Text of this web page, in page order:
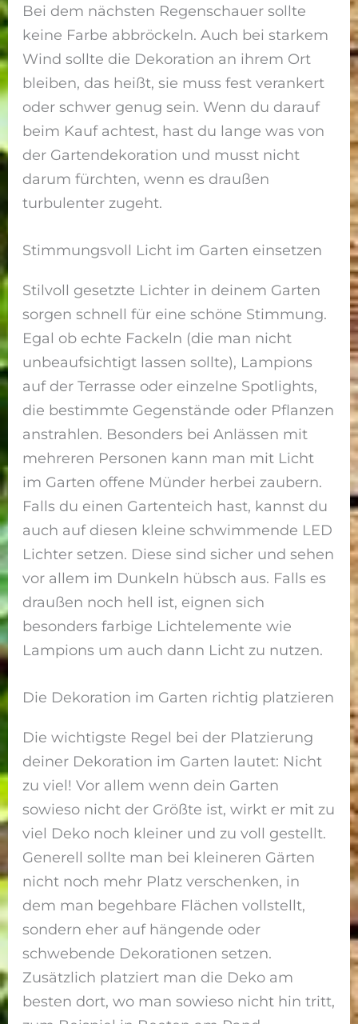
Bei dem nächsten Regenschauer sollte
keine Farbe abbröckeln. Auch bei starkem
Wind sollte die Dekoration an ihrem Ort
bleiben, das heißt, sie muss fest verankert
oder schwer genug sein. Wenn du darauf
beim Kauf achtest, hast du lange was von
der Gartendekoration und musst nicht
darum fürchten, wenn es draußen
turbulenter zugeht.
Stimmungsvoll Licht im Garten einsetzen
Stilvoll gesetzte Lichter in deinem Garten
sorgen schnell für eine schöne Stimmung.
Egal ob echte Fackeln (die man nicht
unbeaufsichtigt lassen sollte), Lampions
auf der Terrasse oder einzelne Spotlights,
die bestimmte Gegenstände oder Pflanzen
anstrahlen. Besonders bei Anlässen mit
mehreren Personen kann man mit Licht
im Garten offene Münder herbei zaubern.
Falls du einen Gartenteich hast, kannst du
auch auf diesen kleine schwimmende LED
Lichter setzen. Diese sind sicher und sehen
vor allem im Dunkeln hübsch aus. Falls es
draußen noch hell ist, eignen sich
besonders farbige Lichtelemente wie
Lampions um auch dann Licht zu nutzen.
Die Dekoration im Garten richtig platzieren
Die wichtigste Regel bei der Platzierung
deiner Dekoration im Garten lautet: Nicht
zu viel! Vor allem wenn dein Garten
sowieso nicht der Größte ist, wirkt er mit zu
viel Deko noch kleiner und zu voll gestellt.
Generell sollte man bei kleineren Gärten
nicht noch mehr Platz verschenken, in
dem man begehbare Flächen vollstellt,
sondern eher auf hängende oder
schwebende Dekorationen setzen.
Zusätzlich platziert man die Deko am
besten dort, wo man sowieso nicht hin tritt,